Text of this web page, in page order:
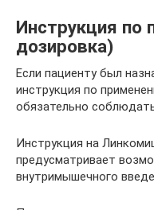
Инструкция по
дозировка)
Если пациенту был
инструкция по
обязательно
Инструкция на
предусматривает
внутримышечного